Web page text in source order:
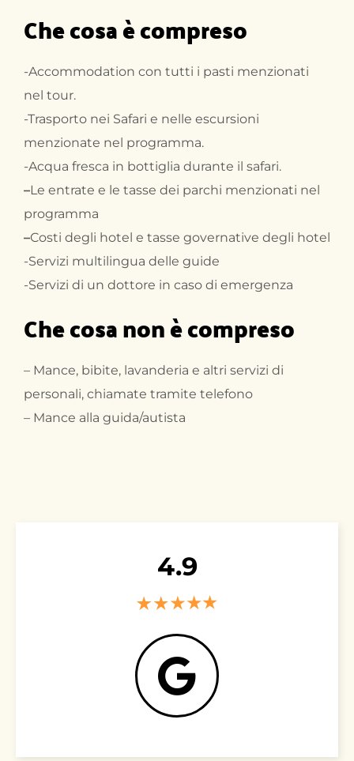
Che cosa è compreso
-Accommodation con tutti i pasti menzionati
nel tour.
-Trasporto nei Safari e nelle escursioni
menzionate nel programma.
-Acqua fresca in bottiglia durante il safari.
–Le entrate e le tasse dei parchi menzionati nel
programma
–Costi degli hotel e tasse governative degli hotel
-Servizi multilingua delle guide
-Servizi di un dottore in caso di emergenza
Che cosa non è compreso
– Mance, bibite, lavanderia e altri servizi di
personali, chiamate tramite telefono
– Mance alla guida/autista
4.9